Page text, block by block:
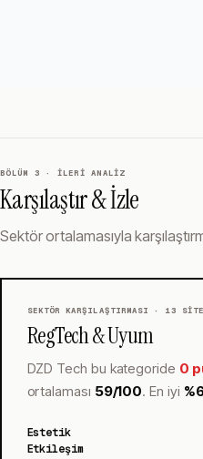
BÖLÜM 3 · İLERI ANALIZ
Karşılaştır & İzle
Sektör ortalamasıyla
SEKTÖR KARŞILAŞTIRMASI · 13
RegTech & Uyum
DZD Tech bu kategoride 0
ortalaması 59/100. En iyi %
Estetik
Etkileşim